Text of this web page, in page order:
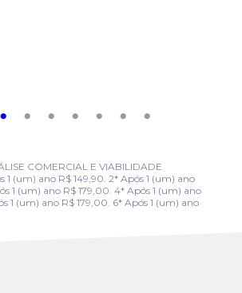
COMERCIAL E VIABILIDADE
1 (um) ano R$ 149,90. 2* Após 1 (um) ano
1 (um) ano R$ 179,00. 4* Após 1 (um) ano
1 (um) ano R$ 179,00. 6* Após 1 (um) ano